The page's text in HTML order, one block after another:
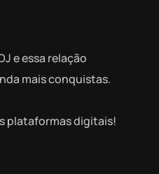
e essa relação
mais conquistas.
plataformas digitais!